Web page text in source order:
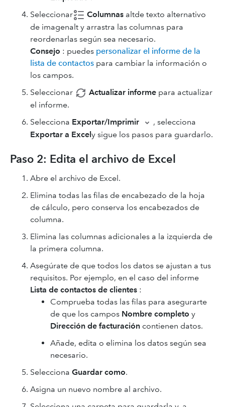
Seleccionar
Columnas altde texto alternativo
de imagenalt y arrastra las columnas para
reordenarlas según sea necesario.
Consejo : puedes personalizar el informe de la
lista de contactos para cambiar la información o
los campos.
Seleccionar
Actualizar informe para actualizar
el informe.
Selecciona Exportar/Imprimir
, selecciona
Exportar a Excel y sigue los pasos para guardarlo.
Paso 2: Edita el archivo de Excel
Abre el archivo de Excel.
Elimina todas las filas de encabezado de la hoja
de cálculo, pero conserva los encabezados de
columna.
Elimina las columnas adicionales a la izquierda de
la primera columna.
Asegúrate de que todos los datos se ajustan a tus
requisitos. Por ejemplo, en el caso del informe
Lista de contactos de clientes :
Comprueba todas las filas para asegurarte
de que los campos Nombre completo y
Dirección de facturación contienen datos.
Añade, edita o elimina los datos según sea
necesario.
Selecciona Guardar como.
Asigna un nuevo nombre al archivo.